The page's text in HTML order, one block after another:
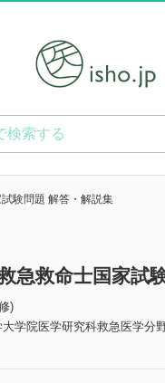
験問題 解答・解説集
急救命士国家試
)
大学院医学研究科救急医学分